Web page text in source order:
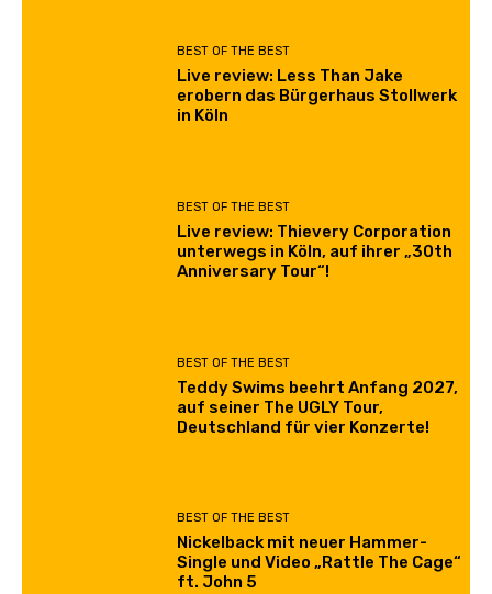
BEST OF THE BEST
Live review: Less Than Jake
erobern das Bürgerhaus Stollwerk
in Köln
BEST OF THE BEST
Live review: Thievery Corporation
unterwegs in Köln, auf ihrer „30th
Anniversary Tour“!
BEST OF THE BEST
Teddy Swims beehrt Anfang 2027,
auf seiner The UGLY Tour,
Deutschland für vier Konzerte!
BEST OF THE BEST
Nickelback mit neuer Hammer-
Single und Video „Rattle The Cage“
ft. John 5